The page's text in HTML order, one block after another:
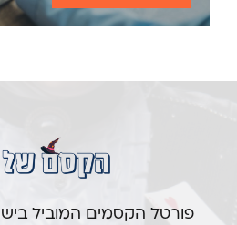
פורטל הקסמים המוביל